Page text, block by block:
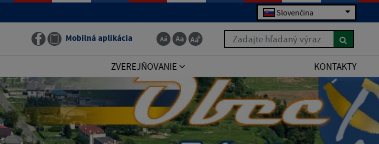
Slovenčina
Mobilná aplikácia Zadajte hľadaný výraz
ZVEREJŇOVANIE KONTAKTY